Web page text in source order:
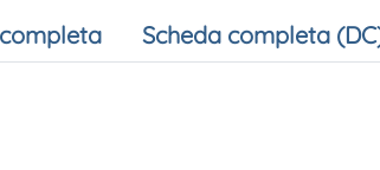
Scheda completa